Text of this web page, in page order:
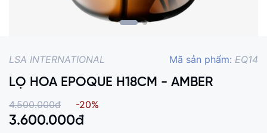
LSA INTERNATIONAL Mã sản phẩm: EQ14
LỌ HOA EPOQUE H18CM - AMBER
4.500.000đ -20%
3.600.000đ